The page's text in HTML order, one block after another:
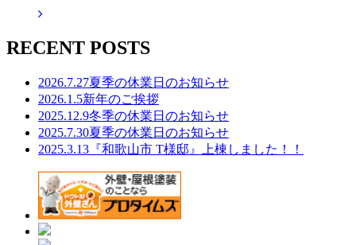
RECENT POSTS
2026.7.27夏季の休業日のお知らせ
2026.1.5新年のご挨拶
2025.12.9冬季の休業日のお知らせ
2025.7.30夏季の休業日のお知らせ
2025.3.13 『和歌山市 T様邸』上棟しました！！